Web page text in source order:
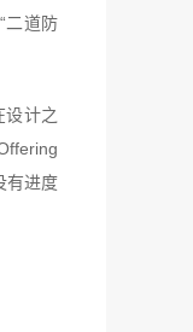
二道防
设计之
有进度